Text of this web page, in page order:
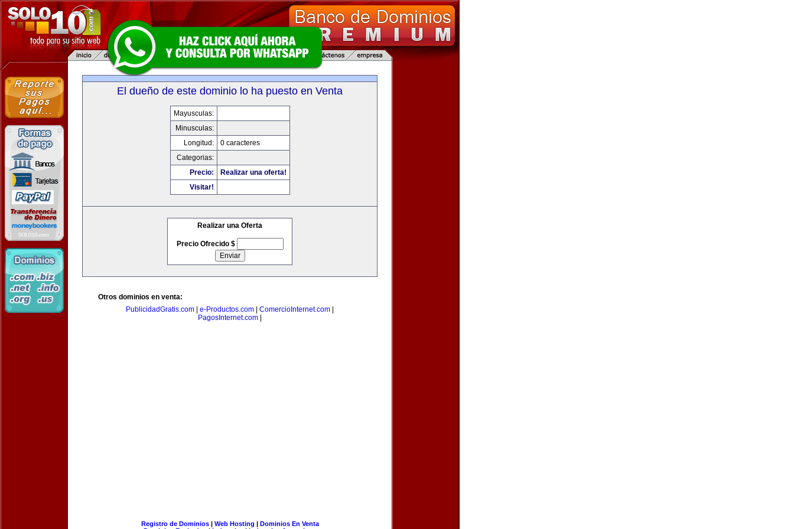
El dueño de este dominio lo ha puesto en Venta
Mayusculas:
Minusculas:
Longitud:
0 caracteres
Categorias:
Precio:
Realizar una oferta!
Visitar!
Realizar una Oferta
Precio Ofrecido $
Otros dominios en venta:
PublicidadGratis.com
e-Productos.com ComercioInternet.com
PagosInternet.com
Registro de Dominios| Web Hosting | Dominios En Venta